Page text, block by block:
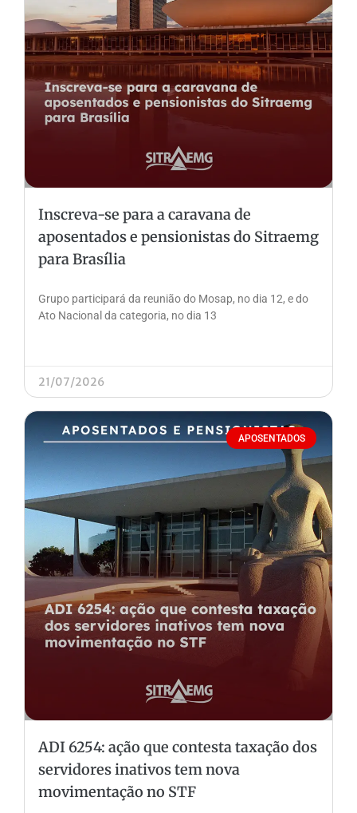
Inscreva-se para a caravana de
aposentados e pensionistas do Sitraemg
para Brasília
Grupo participará da reunião do Mosap, no dia 12, e do
Ato Nacional da categoria, no dia 13
21/07/2026
APOSENTADOS
ADI 6254: ação que contesta taxação dos
servidores inativos tem nova
movimentação no STF